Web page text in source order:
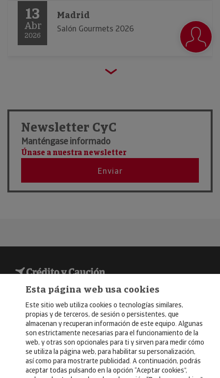
13
Abr
2026
Madrid
Salón Gourmets 2026
21 Madrid
Newsletter CyC
Manténgase informado
Únase a nuestra newsletter
Enviar
© Copyright 2026, Crédito y Caución
Aviso Legal
Política de Privacidad
RGPD
Política de Cookies
Esta página web usa cookies
Este sitio web utiliza cookies o tecnologías similares,
propias y de terceros, de sesión o persistentes, que
almacenan y recuperan información de este equipo. Algunas
son estrictamente necesarias para el funcionamiento de la
web, y otras son opcionales para ti y sirven para medir cómo
se utiliza la página web, para habilitar su personalización,
así como para mostrarte publicidad. A continuación, podrás
aceptar todas pulsando en la opción “Aceptar cookies”,